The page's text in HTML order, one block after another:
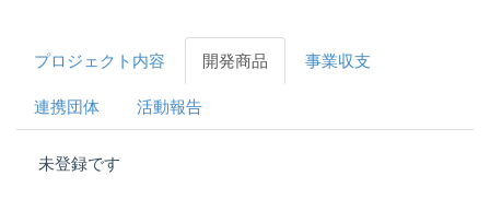
プロジェクト内容 開発商品 事業収支
連携団体 活動報告
未登録です